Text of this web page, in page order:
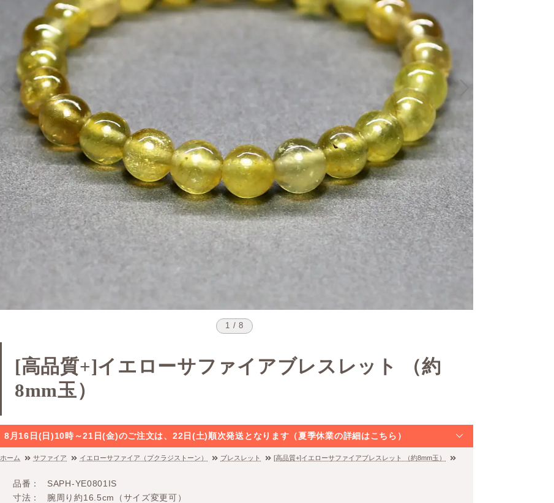
1 / 8
[高品質+]イエローサファイアブレスレット （約
8mm玉）
8月16日(日)10時～21日(金)のご注文は、22日(土)順次発送となります（夏季休業の詳細はこちら）
ホーム サファイア イエローサファイア（プクラジストーン） ブレスレット [高品質+]イエローサファイアブレスレット （約8mm玉）
品番
SAPH-YE0801IS
寸法
腕周り約16.5cm（サイズ変更可）